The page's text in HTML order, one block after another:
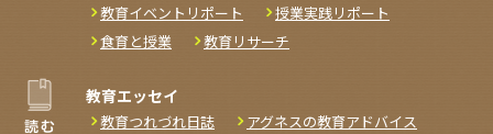
教育イベントリポート
授業実践リポート
食育と授業
教育リサーチ
教育エッセイ
教育つれづれ日誌
アグネスの教育アドバイス